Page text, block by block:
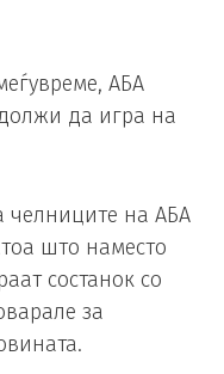
АБА
да игра на
челниците на АБА
што наместо
состанок со
за